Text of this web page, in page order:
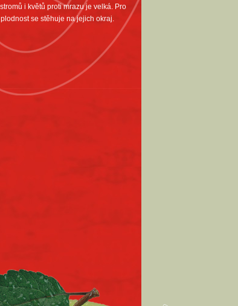
i květů proti mrazu je velká. Pro
se stěhuje na jejich okraj.